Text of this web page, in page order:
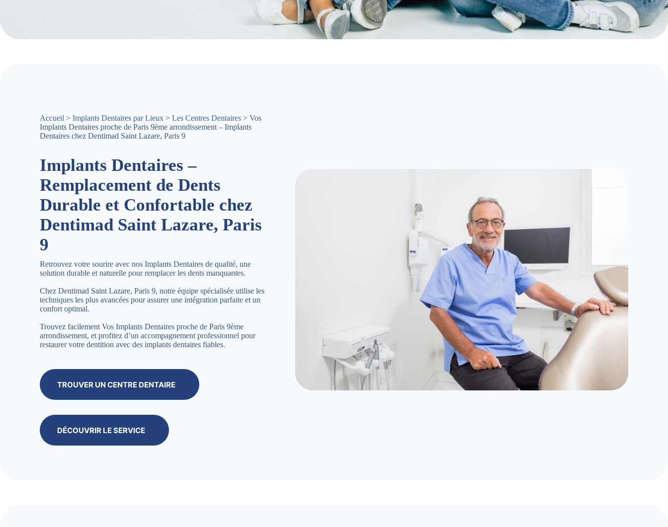
Accueil > Implants Dentaires par Lieux > Les Centres Dentaires > Vos
Implants Dentaires proche de Paris 9ème arrondissement – Implants
Dentaires chez Dentimad Saint Lazare, Paris 9
Implants Dentaires –
Remplacement de Dents
Durable et Confortable chez
Dentimad Saint Lazare, Paris
9
Retrouvez votre sourire avec nos Implants Dentaires de qualité, une
solution durable et naturelle pour remplacer les dents manquantes.
Chez Dentimad Saint Lazare, Paris 9, notre équipe spécialisée utilise les
techniques les plus avancées pour assurer une intégration parfaite et un
confort optimal.
Trouvez facilement Vos Implants Dentaires proche de Paris 9ème
arrondissement, et profitez d’un accompagnement professionnel pour
restaurer votre dentition avec des implants dentaires fiables.
TROUVER UN CENTRE DENTAIRE
DÉCOUVRIR LE SERVICE